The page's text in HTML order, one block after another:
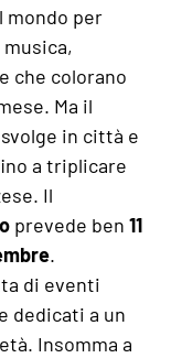
per
che colorano
Ma il
in città e
a triplicare
Il
prevede ben 11
.
di eventi
dedicati a un
Insomma a